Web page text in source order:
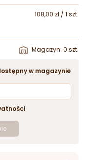
108,00 zł / 1 szt.
Magazyn: 0 szt.
w magazynie